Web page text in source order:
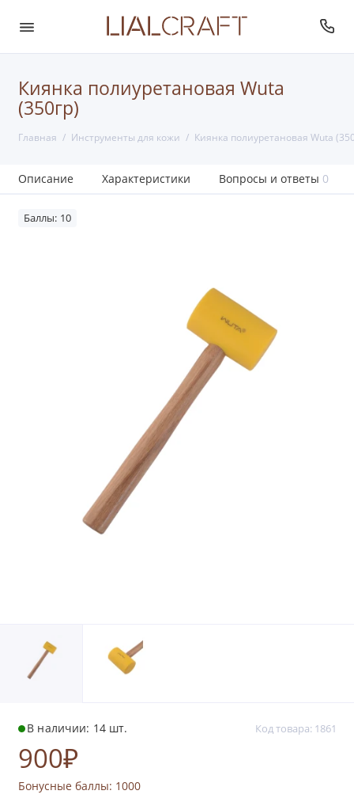
Киянка полиуретановая Wuta
(350гр)
Главная Инструменты для кожи Киянка полиуретановая Wuta
Описание Характеристики Вопросы и ответы 0
Баллы: 10
В наличии: 14 шт. Код товара: 1861
900₽
Бонусные баллы: 1000